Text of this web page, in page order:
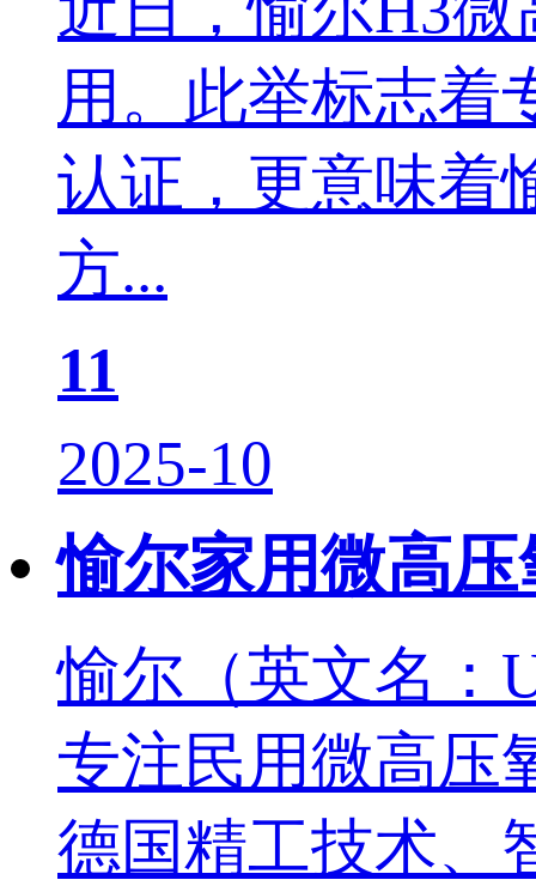
用。此举标志着
认证，更意味着
方...
11
2025-10
愉尔家用微高
愉尔（英文名：
专注民用微高压
德国精工技术、